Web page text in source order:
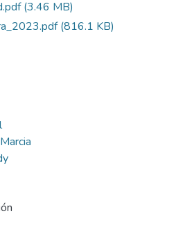
(3.46 MB)
(816.1 KB)